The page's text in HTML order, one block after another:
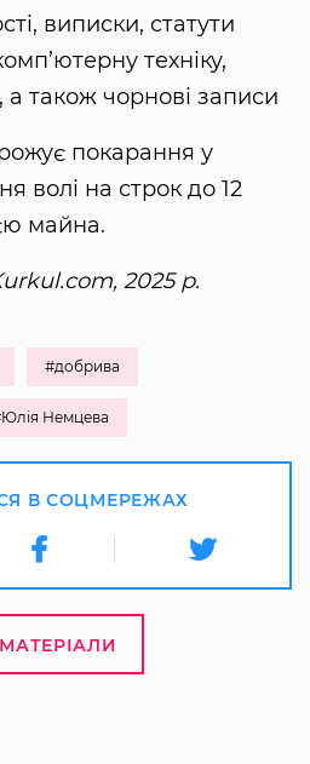
виписки, статути
техніку,
а також чорнові записи
покарання у
волі на строк до 12
майна.
2025 р.
#добрива
Немцева
В СОЦМЕРЕЖАХ
МАТЕРІАЛИ